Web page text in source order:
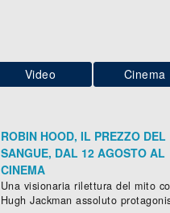
Video Cinema
ROBIN HOOD, IL PREZZO DEL
SANGUE, DAL 12 AGOSTO AL
CINEMA
Una visionaria rilettura del mito
Hugh Jackman assoluto